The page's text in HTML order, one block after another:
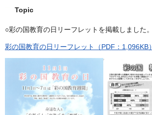
Topic
○彩の国教育の日リーフレットを掲載しました。
彩の国教育の日リーフレット（PDF：1,096KB）